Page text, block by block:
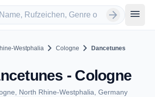
arrow_forward menu
Westphalia chevron_right Cologne chevron_right Dancetunes
- Cologne
North Rhine-Westphalia, Germany